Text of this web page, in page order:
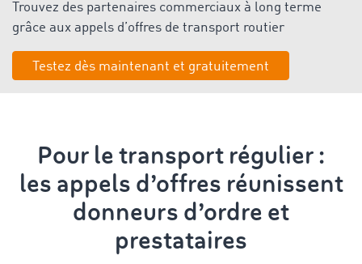
Trouvez des partenaires commerciaux à long terme
grâce aux appels d’offres de transport routier
Testez dès maintenant et gratuitement
Pour le transport régulier :
les appels d’offres réunissent
donneurs d’ordre et
prestataires